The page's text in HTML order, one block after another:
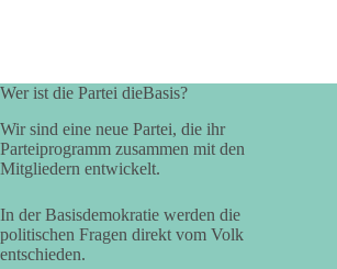
Wer ist die Partei dieBasis?
Wir sind eine neue Partei, die ihr
Parteiprogramm zusammen mit den
Mitgliedern entwickelt.
In der Basisdemokratie werden die
politischen Fragen direkt vom Volk
entschieden.